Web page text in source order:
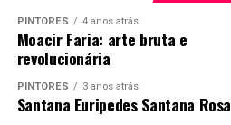
PINTORES 4 anos atrás
Moacir Faria: arte bruta e
revolucionária
PINTORES 3 anos atrás
Santana Euripedes Santana Rosa